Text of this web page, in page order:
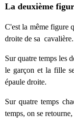
La deuxième
C'est la même figure
droite de sa cavalière.
Sur quatre temps les
le garçon et la fille
épaule droite.
Sur quatre temps
temps, on se